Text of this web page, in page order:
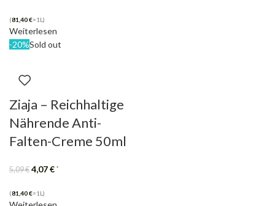
(81,40€=1L)
Weiterlesen
-20%Sold out
Ziaja – Reichhaltige
Nährende Anti-
Falten-Creme 50ml
5,09€ 4,07€ *
(81,40€=1L)